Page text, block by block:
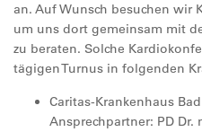
an. Auf Wunsch besuchen wir
um uns dort gemeinsam mit
zu beraten. Solche
tägigen Turnus in folgenden
Caritas-Krankenhaus
Ansprechpartner: PD Dr.